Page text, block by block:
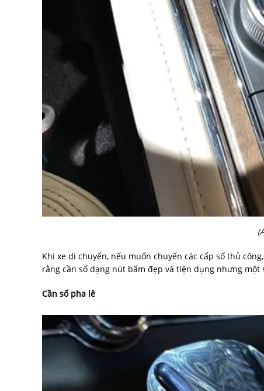
Khi xe di chuyển, nếu muốn chuyển các cấp số thủ
rằng cần số dạng nút bấm đẹp và tiện dụng nhưng một
Cần số pha lê